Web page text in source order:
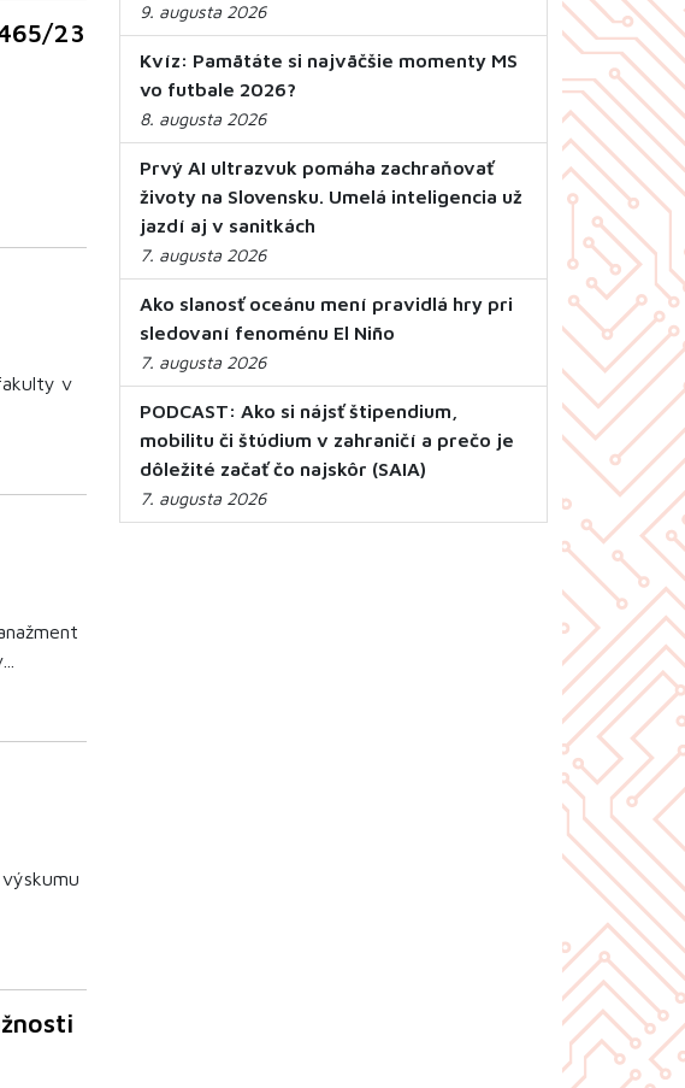
23
v
9. augusta 2026
Kvíz: Pamätáte si najväčšie momenty MS
vo futbale 2026?
8. augusta 2026
Prvý AI ultrazvuk pomáha zachraňovať
životy na Slovensku. Umelá inteligencia už
jazdí aj v sanitkách
7. augusta 2026
Ako slanosť oceánu mení pravidlá hry pri
sledovaní fenoménu El Niño
7. augusta 2026
PODCAST: Ako si nájsť štipendium,
mobilitu či štúdium v zahraničí a prečo je
dôležité začať čo najskôr (SAIA)
7. augusta 2026